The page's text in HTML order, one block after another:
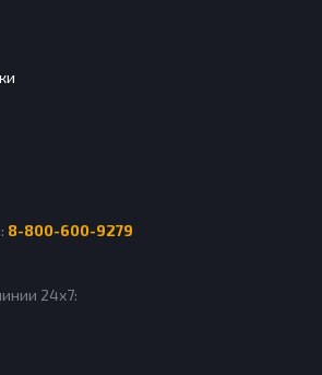
8-800-600-9279
24х7: